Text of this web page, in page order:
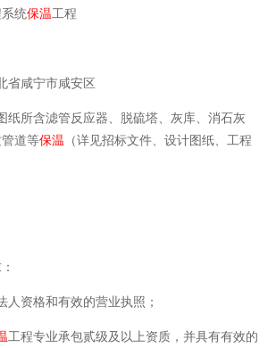
统保温工程
省咸宁市咸安区
纸所含滤管反应器、脱硫塔、灰库、消石灰
道等保温 （详见招标文件、设计图纸、工程
人资格和有效的营业执照；
工程专业承包贰级及以上资质，并具有有效的